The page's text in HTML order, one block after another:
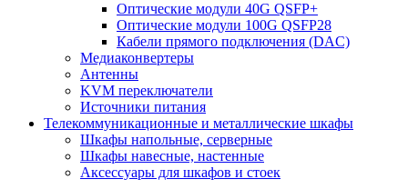
Оптические модули 40G QSFP+
Оптические модули 100G QSFP28
Кабели прямого подключения (DAC)
Медиаконвертеры
Антенны
KVM переключатели
Источники питания
Телекоммуникационные и металлические шкафы
Шкафы напольные, серверные
Шкафы навесные, настенные
Аксессуары для шкафов и стоек